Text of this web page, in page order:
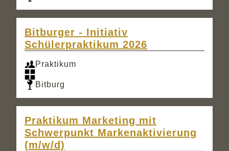
Bitburger - Initiativ
Schülerpraktikum 2026
Praktikum
Bitburg
Praktikum Marketing mit
Schwerpunkt Markenaktivierung
(m/w/d)